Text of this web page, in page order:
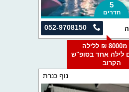
5
חדרים
052-9708150
החל מ8000 ₪ ללילה
לילה אחד בסופ"ש
הקרוב
נוף כנרת